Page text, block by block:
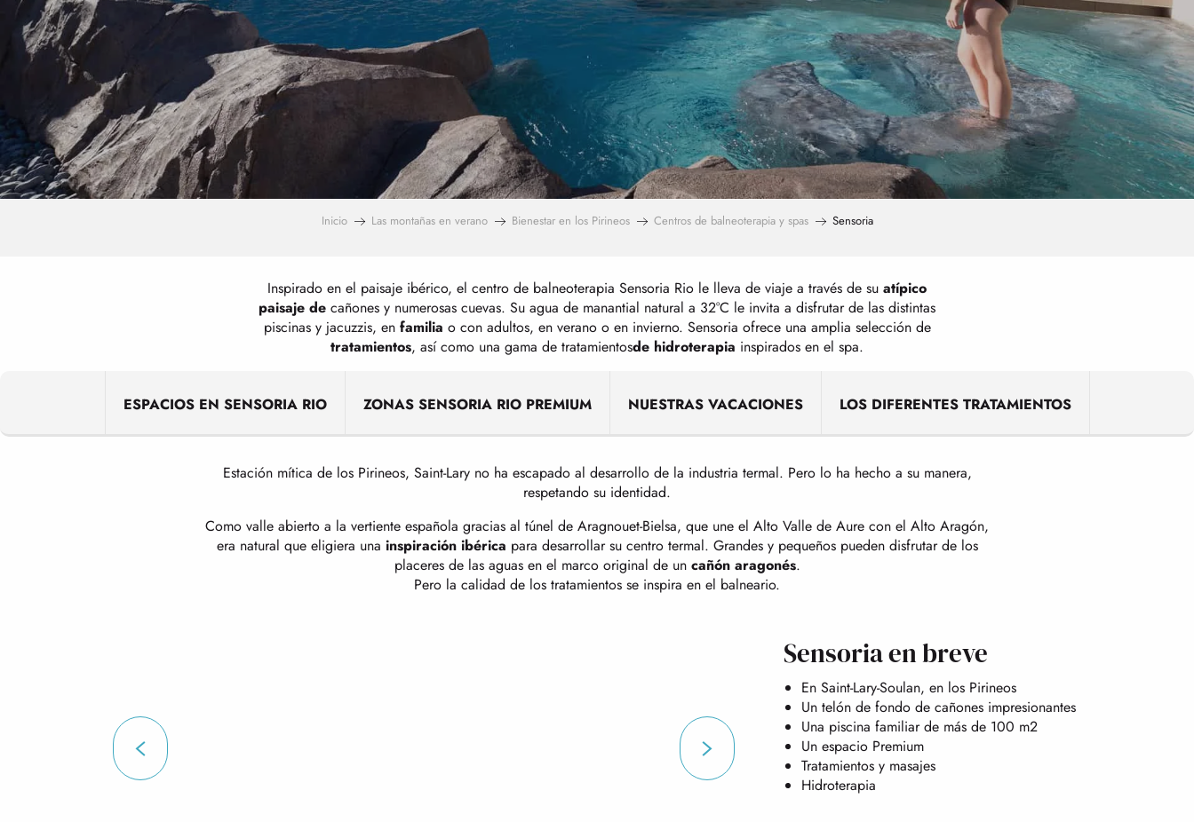
Inicio Las montañas en verano Bienestar en los Pirineos Centros de balneoterapia y spas Sensoria
Inspirado en el paisaje ibérico, el centro de balneoterapia Sensoria Rio le lleva de viaje a través de su atípico
paisaje de cañones y numerosas cuevas. Su agua de manantial natural a 32°C le invita a disfrutar de las distintas
piscinas y jacuzzis, en familia o con adultos, en verano o en invierno. Sensoria ofrece una amplia selección de
tratamientos, así como una gama de tratamientosde hidroterapia inspirados en el spa.
ESPACIOS EN SENSORIA RIO ZONAS SENSORIA RIO PREMIUM NUESTRAS VACACIONES LOS DIFERENTES TRATAMIENTOS
Estación mítica de los Pirineos, Saint-Lary no ha escapado al desarrollo de la industria termal. Pero lo ha hecho a su manera,
respetando su identidad.
Como valle abierto a la vertiente española gracias al túnel de Aragnouet-Bielsa, que une el Alto Valle de Aure con el Alto Aragón,
era natural que eligiera una inspiración ibérica para desarrollar su centro termal. Grandes y pequeños pueden disfrutar de los
placeres de las aguas en el marco original de un cañón aragonés.
Pero la calidad de los tratamientos se inspira en el balneario.
Sensoria en breve
En Saint-Lary-Soulan, en los Pirineos
Un telón de fondo de cañones impresionantes
Una piscina familiar de más de 100 m2
Un espacio Premium
Tratamientos y masajes
Hidroterapia